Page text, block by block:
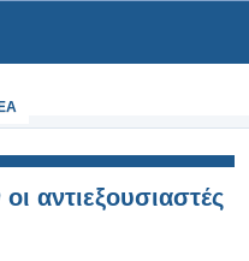
αντιεξουσιαστές